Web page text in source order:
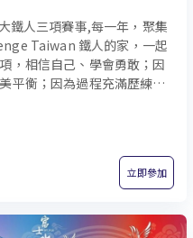
鐵人三項賽事,每一年，聚集
Taiwan 鐵人的家，一起
，相信自己、學會勇敢；因
平衡；因為過程充滿歷練、
立即參加